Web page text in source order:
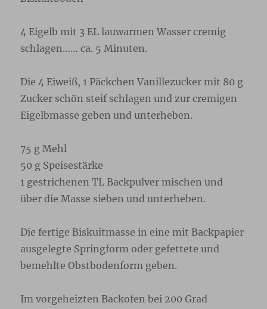
4 Eigelb mit 3 EL lauwarmen Wasser cremig
schlagen…… ca. 5 Minuten.
Die 4 Eiweiß, 1 Päckchen Vanillezucker mit 80 g
Zucker schön steif schlagen und zur cremigen
Eigelbmasse geben und unterheben.
75 g Mehl
50 g Speisestärke
1 gestrichenen TL Backpulver mischen und
über die Masse sieben und unterheben.
Die fertige Biskuitmasse in eine mit Backpapier
ausgelegte Springform oder gefettete und
bemehlte Obstbodenform geben.
Im vorgeheizten Backofen bei 200 Grad